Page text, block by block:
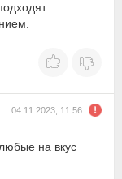
04.11.2023, 11:56
на вкус